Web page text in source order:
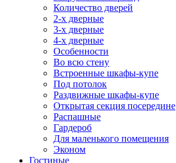
Количество дверей
2-х дверные
3-х дверные
4-х дверные
Особенности
Во всю стену
Встроенные шкафы-купе
Под потолок
Раздвижные шкафы-купе
Открытая секция посередине
Распашные
Гардероб
Для маленького помещения
Эконом
Гостиные